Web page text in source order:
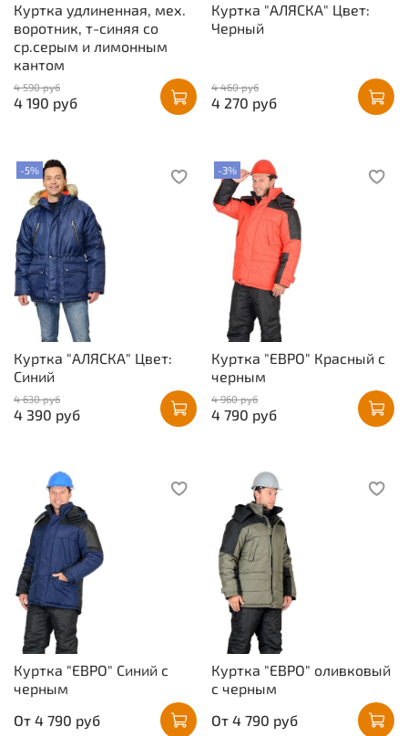
Куртка удлиненная, мех.
воротник, т-синяя со
ср.серым и лимонным
кантом
4 590 руб
4 190 руб
Куртка "АЛЯСКА" Цвет:
Черный
4 460 руб
4 270 руб
-5%
Куртка "АЛЯСКА" Цвет:
Синий
4 630 руб
4 390 руб
-3%
Куртка "ЕВРО" Красный с
черным
4 960 руб
4 790 руб
Куртка "ЕВРО" Синий с
черным
От 4 790 руб
Куртка "ЕВРО" оливковый
с черным
От 4 790 руб